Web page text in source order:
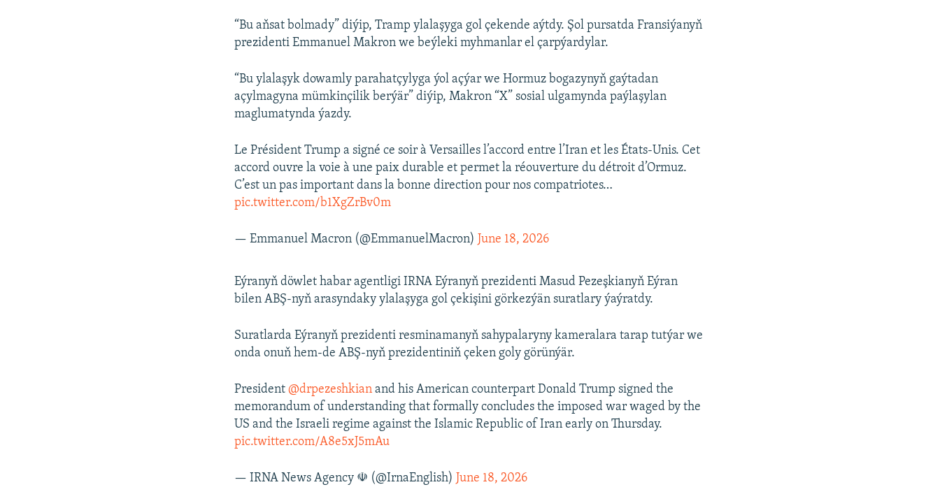
“Bu aňsat bolmady” diýip, Tramp ylalaşyga gol çekende aýtdy. Şol pursatda Fransiýanyň
prezidenti Emmanuel Makron we beýleki myhmanlar el çarpýardylar.
“Bu ylalaşyk dowamly parahatçylyga ýol açýar we Hormuz bogazynyň gaýtadan
açylmagyna mümkinçilik berýär” diýip, Makron “X” sosial ulgamynda paýlaşylan
maglumatynda ýazdy.
Le Président Trump a signé ce soir à Versailles l’accord entre l’Iran et les États-Unis. Cet
accord ouvre la voie à une paix durable et permet la réouverture du détroit d’Ormuz.
C’est un pas important dans la bonne direction pour nos compatriotes…
pic.twitter.com/b1XgZrBv0m
— Emmanuel Macron (@EmmanuelMacron) June 18, 2026
Eýranyň döwlet habar agentligi IRNA Eýranyň prezidenti Masud Pezeşkianyň Eýran
bilen ABŞ-nyň arasyndaky ylalaşyga gol çekişini görkezýän suratlary ýaýratdy.
Suratlarda Eýranyň prezidenti resminamanyň sahypalaryny kameralara tarap tutýar we
onda onuň hem-de ABŞ-nyň prezidentiniň çeken goly görünýär.
President@drpezeshkian and his American counterpart Donald Trump signed the
memorandum of understanding that formally concludes the imposed war waged by the
US and the Israeli regime against the Islamic Republic of Iran early on Thursday.
pic.twitter.com/A8e5xJ5mAu
— IRNA News Agency ☫ (@IrnaEnglish) June 18, 2026